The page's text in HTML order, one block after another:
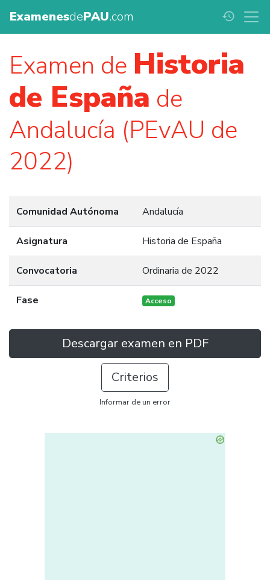
ExamenesdePAU.com history
Examen de Historia
de España de
Andalucía (PEvAU de
2022)
Comunidad Autónoma Andalucía
Asignatura Historia de España
Convocatoria Ordinaria de 2022
Fase Acceso
Descargar examen en PDF
Criterios
Informar de un error